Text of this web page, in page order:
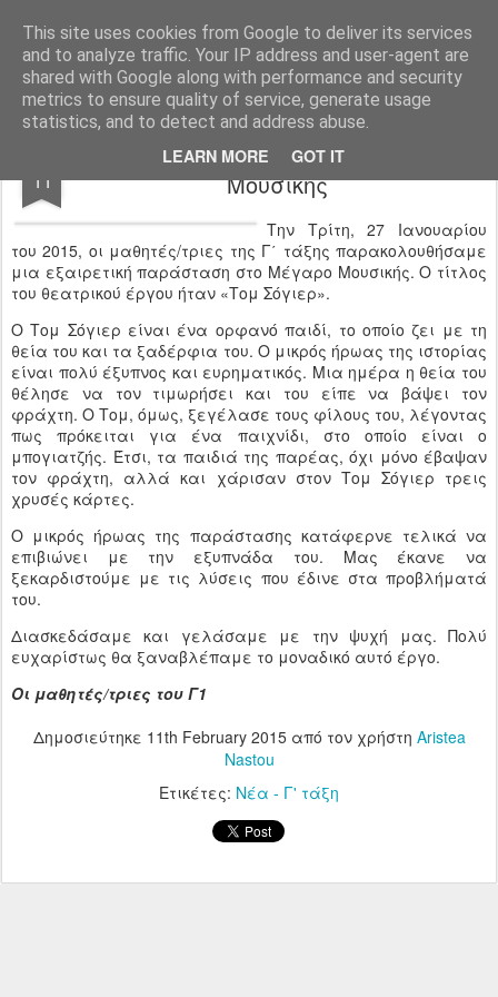
This site uses cookies from Google to deliver its services
and to analyze traffic. Your IP address and user-agent are
shared with Google along with performance and security
metrics to ensure quality of service, generate usage
statistics, and to detect and address abuse.
LEARN MORE GOT IT
Ιδιωτικό Δημοτικό Σχολείο "Ι.Μ.ΔΕΛΑΣΑΛ"
11
Η Γ’ τάξη επισκέπτεται το Μέγαρο
Μουσικής
Την Τρίτη, 27 Ιανουαρίου
του 2015, οι μαθητές/τριες της Γ΄ τάξης παρακολουθήσαμε
μια εξαιρετική παράσταση στο Μέγαρο Μουσικής. Ο τίτλος
του θεατρικού έργου ήταν «Τομ Σόγιερ».
Ο Τομ Σόγιερ είναι ένα ορφανό παιδί, το οποίο ζει με τη
θεία του και τα ξαδέρφια του. Ο μικρός ήρωας της ιστορίας
είναι πολύ έξυπνος και ευρηματικός. Μια ημέρα η θεία του
θέλησε να τον τιμωρήσει και του είπε να βάψει τον
φράχτη. Ο Τομ, όμως, ξεγέλασε τους φίλους του, λέγοντας
πως πρόκειται για ένα παιχνίδι, στο οποίο είναι ο
μπογιατζής. Έτσι, τα παιδιά της παρέας, όχι μόνο έβαψαν
τον φράχτη, αλλά και χάρισαν στον Τομ Σόγιερ τρεις
χρυσές κάρτες.
Ο μικρός ήρωας της παράστασης κατάφερνε τελικά να
επιβιώνει με την εξυπνάδα του. Μας έκανε να
ξεκαρδιστούμε με τις λύσεις που έδινε στα προβλήματά
του.
Διασκεδάσαμε και γελάσαμε με την ψυχή μας. Πολύ
ευχαρίστως θα ξαναβλέπαμε το μοναδικό αυτό έργο.
Οι μαθητές/τριες του Γ1
Δημοσιεύτηκε 11th February 2015από τον χρήστη Aristea
Nastou
Ετικέτες: Νέα - Γ' τάξη